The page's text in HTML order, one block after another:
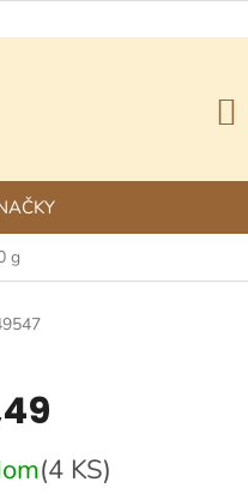
PODMIENKY
g
(4 KS)